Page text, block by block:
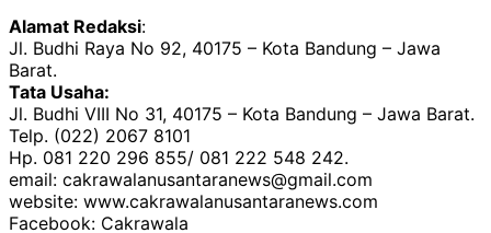
Alamat Redaksi:
Jl. Budhi Raya No 92, 40175 – Kota Bandung – Jawa
Barat.
Tata Usaha:
Jl. Budhi VIII No 31, 40175 – Kota Bandung – Jawa Barat.
Telp. (022) 2067 8101
Hp. 081 220 296 855/ 081 222 548 242.
email: cakrawalanusantaranews@gmail.com
website: www.cakrawalanusantaranews.com
Facebook: Cakrawala